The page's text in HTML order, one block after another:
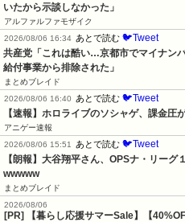
いたから示談しなかった」
アルファルファモザイク
2026/08/06 16:34 あとで読む 🐦Tweet
共産党「これは酷い…京都市でマイナン
給付事業から排除された」
まとめブレイド
2026/08/06 16:40
あとで読む 🐦Tweet
【速報】ホロライブのソシャゲ、課金
アニゲー速報
2026/08/06 15:51
あとで読む 🐦Tweet
【朗報】大谷翔平さん、OPSナ・リー
wwwww
まとめブレイド
2026/08/06
[PR] 【暮らし応援サマーSale】【